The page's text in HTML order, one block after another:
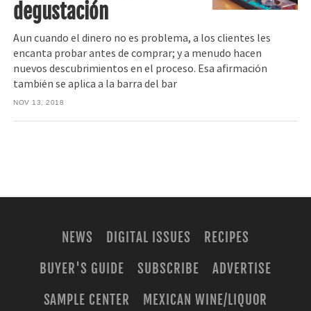
degustación
Aun cuando el dinero no es problema, a los clientes les
encanta probar antes de comprar; y a menudo hacen
nuevos descubrimientos en el proceso. Esa afirmación
también se aplica a la barra del bar
NOV 13, 2018
NEWS DIGITAL ISSUES
RECIPES
BUYER'S GUIDE
SUBSCRIBE
ADVERTISE
SAMPLE CENTER
MEXICAN WINE/LIQUOR